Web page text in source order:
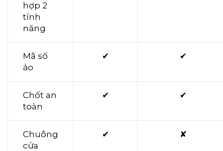
hợp 2
tính
năng
Mã số
ảo
✔ ✔
Chốt an
toàn
✔ ✔
Chuông
cửa
✔ ✘